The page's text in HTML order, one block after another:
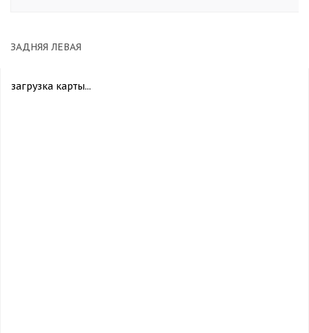
ЗАДНЯЯ ЛЕВАЯ
загрузка карты...